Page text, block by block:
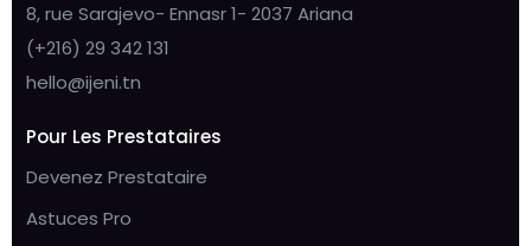
8, rue Sarajevo- Ennasr 1- 2037 Ariana
(+216) 29 342 131
hello@ijeni.tn
Pour Les Prestataires
Devenez Prestataire
Astuces Pro